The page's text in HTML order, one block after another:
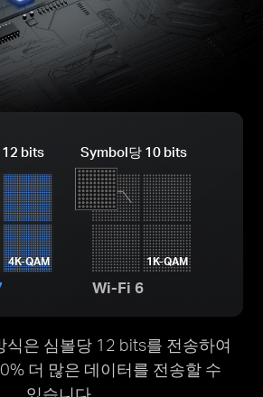
bits Symbol당 10 bits
4K-QAM 1K-QAM
Wi-Fi 6
식은 심볼당 12 bits를 전송하여
더 많은 데이터를 전송할 수
있습니다.